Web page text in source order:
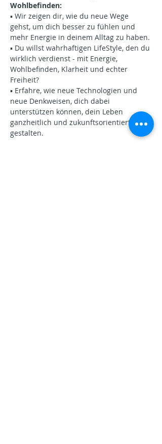
Wohlbefinden:
▪️ Wir zeigen dir, wie du neue Wege
gehst, um dich besser zu fühlen und
mehr Energie in deinem Alltag zu haben.
▪️ Du willst wahrhaftigen LifeStyle, den du
wirklich verdienst - mit Energie,
Wohlbefinden, Klarheit und echter
Freiheit?
▪️ Erfahre, wie neue Technologien und
neue Denkweisen, dich dabei
unterstützen können, dein Leben
ganzheitlich und zukunftsorientiert zu
gestalten.